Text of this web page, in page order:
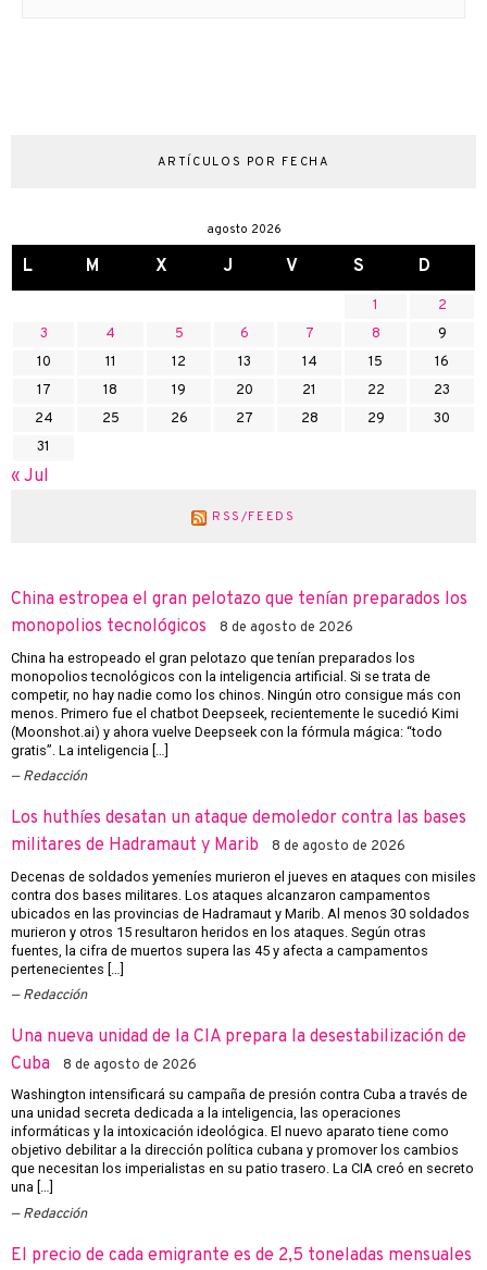
ARTÍCULOS POR FECHA
agosto 2026
L M X J V S D
1
2
3
4 5 6 7 8
9
10
11 12 13 14 15
16
17
18 19 20 21 22
23
24
25 26 27 28 29
30
31
« Jul
RSS/FEEDS
China estropea el gran pelotazo que tenían preparados los
monopolios tecnológicos
8 de agosto de 2026
China ha estropeado el gran pelotazo que tenían preparados los
monopolios tecnológicos con la inteligencia artificial. Si se trata de
competir, no hay nadie como los chinos. Ningún otro consigue más con
menos. Primero fue el chatbot Deepseek, recientemente le sucedió Kimi
(Moonshot.ai) y ahora vuelve Deepseek con la fórmula mágica: “todo
gratis”. La inteligencia […]
Redacción
Los huthíes desatan un ataque demoledor contra las bases
militares de Hadramaut y Marib
8 de agosto de 2026
Decenas de soldados yemeníes murieron el jueves en ataques con misiles
contra dos bases militares. Los ataques alcanzaron campamentos
ubicados en las provincias de Hadramaut y Marib. Al menos 30 soldados
murieron y otros 15 resultaron heridos en los ataques. Según otras
fuentes, la cifra de muertos supera las 45 y afecta a campamentos
pertenecientes […]
Redacción
Una nueva unidad de la CIA prepara la desestabilización de
Cuba
8 de agosto de 2026
Washington intensificará su campaña de presión contra Cuba a través de
una unidad secreta dedicada a la inteligencia, las operaciones
informáticas y la intoxicación ideológica. El nuevo aparato tiene como
objetivo debilitar a la dirección política cubana y promover los cambios
que necesitan los imperialistas en su patio trasero. La CIA creó en secreto
una […]
Redacción
El precio de cada emigrante es de 2,5 toneladas mensuales